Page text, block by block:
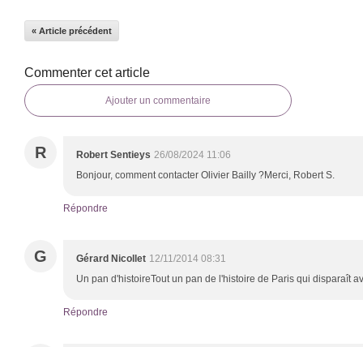
« Article précédent
Commenter cet article
Ajouter un commentaire
R Robert Sentieys 26/08/2024 11:06
Bonjour, comment contacter Olivier Bailly ?Merci, Robert S.
Répondre
G Gérard Nicollet 12/11/2014 08:31
Un pan d'histoireTout un pan de l'histoire de Paris qui disparaît
Répondre